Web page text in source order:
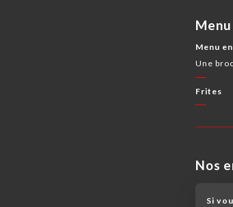
Menu du midi uniquement
Menu
Une
Frites
Nos
Si